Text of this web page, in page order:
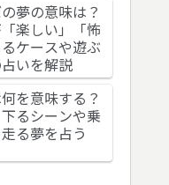
夢の意味は？
楽しい」「怖
ケースや遊ぶ
いを解説
を意味する？
るシーンや乗
る夢を占う